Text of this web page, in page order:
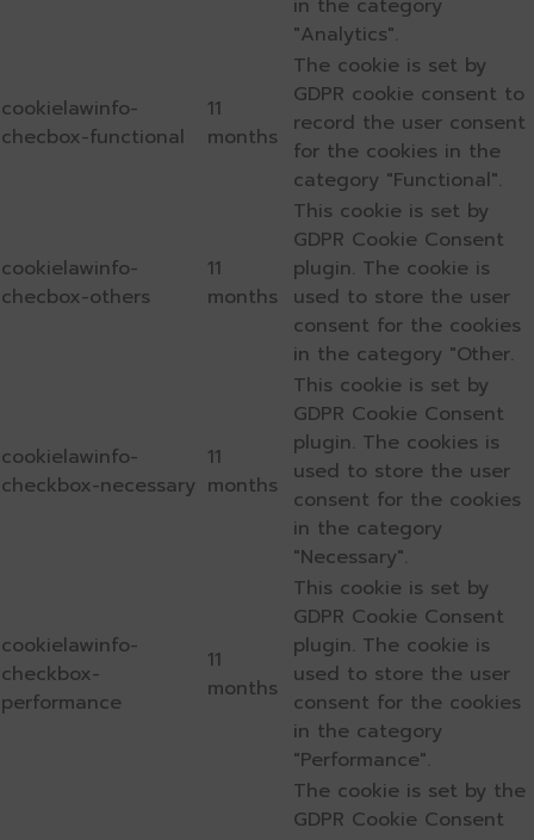
"Analytics".
cookielawinfo-
checbox-functional
11
months
The cookie is set by
GDPR cookie consent to
record the user consent
for the cookies in the
category "Functional".
cookielawinfo-
checbox-others
11
months
This cookie is set by
GDPR Cookie Consent
plugin. The cookie is
used to store the user
consent for the cookies
in the category "Other.
cookielawinfo-
checkbox-necessary
11
months
This cookie is set by
GDPR Cookie Consent
plugin. The cookies is
used to store the user
consent for the cookies
in the category
"Necessary".
cookielawinfo-
checkbox-
performance
11
months
This cookie is set by
GDPR Cookie Consent
plugin. The cookie is
used to store the user
consent for the cookies
in the category
"Performance".
The cookie is set by the
GDPR Cookie Consent